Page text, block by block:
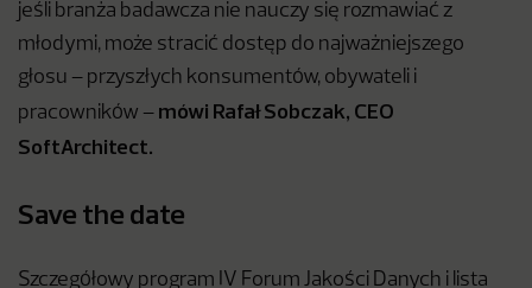
jeśli branża badawcza nie nauczy się rozmawiać z
młodymi, może stracić dostęp do najważniejszego
głosu – przyszłych konsumentów, obywateli i
pracowników – mówi Rafał Sobczak, CEO
SoftArchitect.
Save the date
Szczegółowy program IV Forum Jakości Danych i lista